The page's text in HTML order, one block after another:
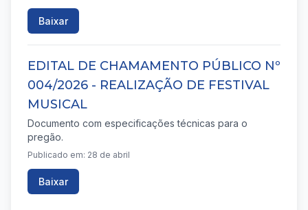
Baixar
EDITAL DE CHAMAMENTO PÚBLICO Nº
004/2026 - REALIZAÇÃO DE FESTIVAL
MUSICAL
Documento com especificações técnicas para o
pregão.
Publicado em: 28 de abril
Baixar